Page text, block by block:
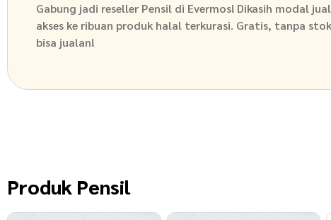
Gabung jadi reseller Pensil di Evermos! Dikasih modal
akses ke ribuan produk halal terkurasi. Gratis, tanpa
bisa jualan!
Produk Pensil